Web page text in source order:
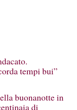
tempi bui”
buonanotte in
di